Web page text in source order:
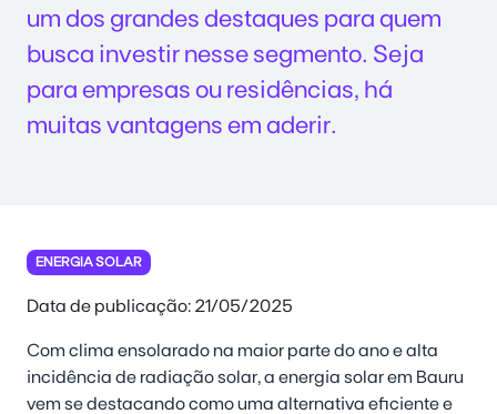
um dos grandes destaques para quem
busca investir nesse segmento. Seja
para empresas ou residências, há
muitas vantagens em aderir.
ENERGIA SOLAR
Data de publicação: 21/05/2025
Com clima ensolarado na maior parte do ano e alta
incidência de radiação solar, a energia solar em Bauru
vem se destacando como uma alternativa eficiente e